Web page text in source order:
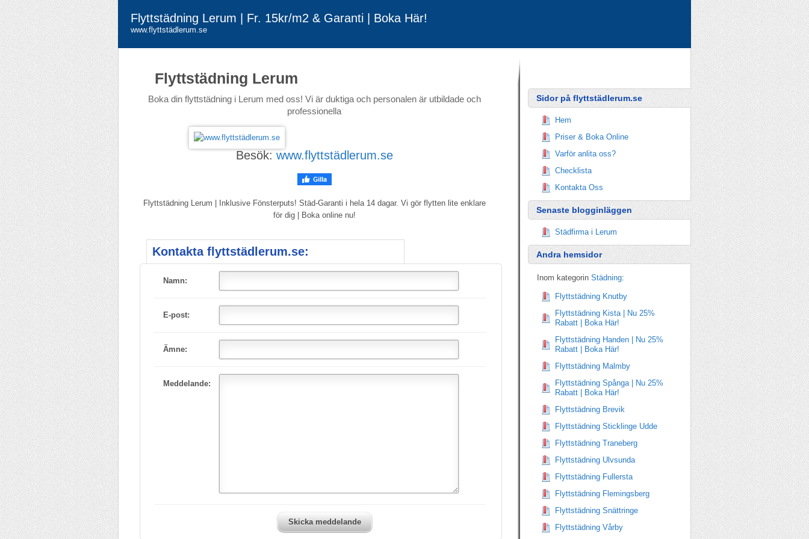
Flyttstädning Lerum | Fr. 15kr/m2 & Garanti | Boka Här!
www.flyttstädlerum.se
Flyttstädning Lerum
Boka din flyttstädning i Lerum med oss! Vi är duktiga och personalen är utbildade och
professionella
Besök: www.flyttstädlerum.se
Flyttstädning Lerum | Inklusive Fönsterputs! Städ-Garanti i hela 14 dagar. Vi gör flytten lite enklare
för dig | Boka online nu!
Kontakta flyttstädlerum.se:
Namn:
E-post:
Ämne:
Meddelande:
Skicka meddelande
Sidor på flyttstädlerum.se
Hem
Priser & Boka Online
Varför anlita oss?
Checklista
Kontakta Oss
Senaste blogginläggen
Städfirma i Lerum
Andra hemsidor
Inom kategorin Städning:
Flyttstädning Knutby
Flyttstädning Kista | Nu 25%
Rabatt | Boka Här!
Flyttstädning Handen | Nu 25%
Rabatt | Boka Här!
Flyttstädning Malmby
Flyttstädning Spånga | Nu 25%
Rabatt | Boka Här!
Flyttstädning Brevik
Flyttstädning Sticklinge Udde
Flyttstädning Traneberg
Flyttstädning Ulvsunda
Flyttstädning Fullersta
Flyttstädning Flemingsberg
Flyttstädning Snättringe
Flyttstädning Vårby